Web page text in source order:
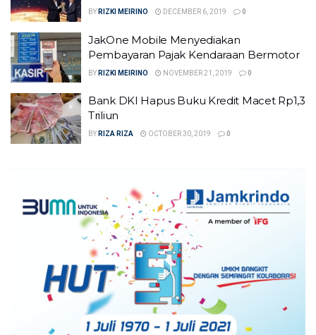
BY RIZKI MEIRINO DECEMBER 6, 2019 0
JakOne Mobile Menyediakan
Pembayaran Pajak Kendaraan Bermotor
BY RIZKI MEIRINO NOVEMBER 21, 2019 0
Bank DKI Hapus Buku Kredit Macet Rp1,3
Triliun
BY RIZA RIZA OCTOBER 30, 2019 0